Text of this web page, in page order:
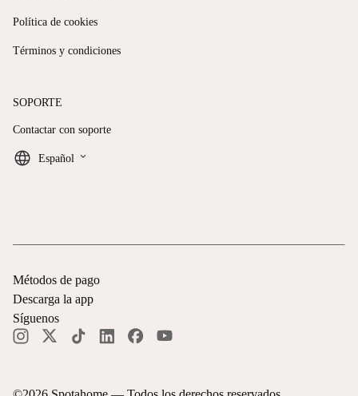
Política de cookies
Términos y condiciones
SOPORTE
Contactar con soporte
Español keyboard_arrow_down
Métodos de pago
Descarga la app
Síguenos